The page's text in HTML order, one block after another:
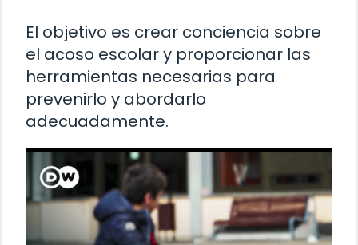
El objetivo es crear conciencia sobre
el acoso escolar y proporcionar las
herramientas necesarias para
prevenirlo y abordarlo
adecuadamente.